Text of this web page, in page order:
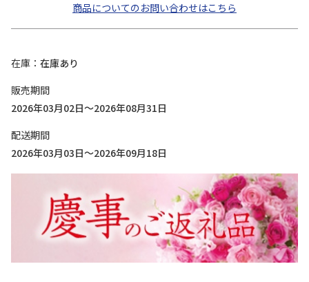
商品についてのお問い合わせはこちら
在庫
在庫あり
販売期間
2026年03月02日～2026年08月31日
配送期間
2026年03月03日～2026年09月18日